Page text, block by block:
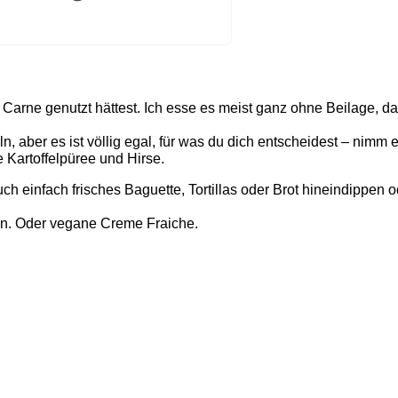
genutzt hättest. Ich esse es meist ganz ohne Beilage,
aber es ist völlig egal, für was du dich entscheidest – nimm
und Hirse.
einfach frisches Baguette, Tortillas oder Brot hineindippen
Oder vegane Creme Fraiche.